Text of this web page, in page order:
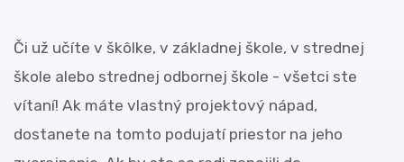
Či už učíte v škôlke, v základnej škole, v strednej
škole alebo strednej odbornej škole - všetci ste
vítaní! Ak máte vlastný projektový nápad,
dostanete na tomto podujatí priestor na jeho